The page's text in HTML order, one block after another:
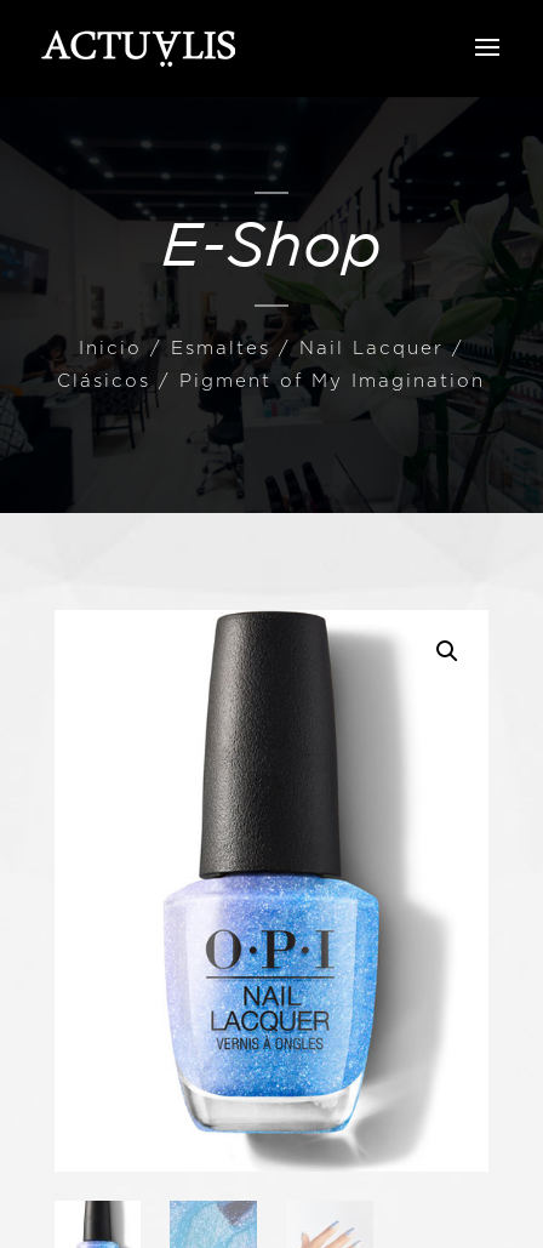
E-Shop
Inicio / Esmaltes / Nail Lacquer /
Clásicos / Pigment of My Imagination